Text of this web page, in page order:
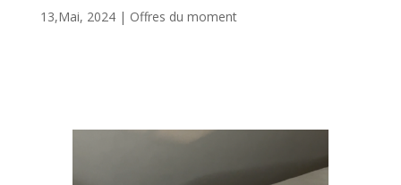
13,Mai, 2024| Offres du moment